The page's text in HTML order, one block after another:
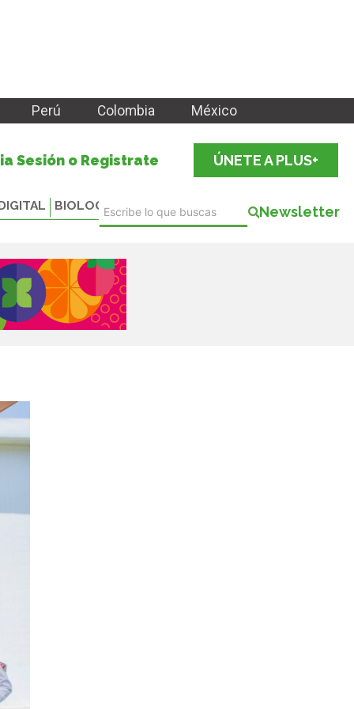
Perú Colombia México
Sesión o Registrate ÚNETE A PLUS+
BIOLOGICALS Newsletter